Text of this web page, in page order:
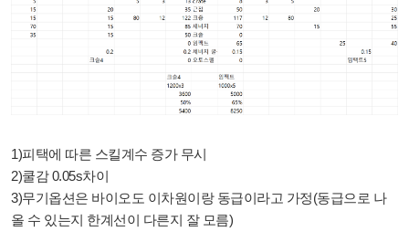
1)피택에 따른 스킬계수 증가 무시
2)쿨감 0.05s차이
3)무기옵션은 바이오도 이차원이랑 동급이라고 가정(동급으로 나
올 수 있는지 한계선이 다른지 잘 모름)